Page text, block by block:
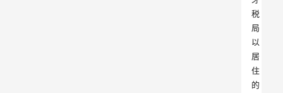
税
局
以
居
住
的